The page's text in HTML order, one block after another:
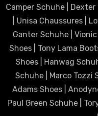
Camper Schuhe| Dexter
Unisa Chaussures|
Ganter Schuhe
Shoes| Tony Lama
Shoes
Hanwag
Schuhe
Marco Tozzi
Adams Shoes
Paul Green Schuhe